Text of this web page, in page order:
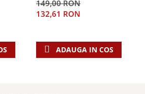
149,00 RON
132,61 RON
ADAUGA IN COS